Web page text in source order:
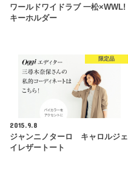
ワールドワイドラブ 一松×WWL!
キーホルダー
限定品
2015.9.8
ジャンニノターロ キャロルジェ
イレザートート